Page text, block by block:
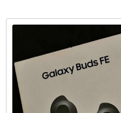
บริการ ที่ รับจำนำพลัส เรามีบริกา
ลูกค้าต้องการจำนำ ดังนี้: รับจำนำ
Samsung, Huawei, Oppo ฯลฯ
แล็ปท็อป รับจำนำ แท็บเล็ต / iPad
ไฟฟ้าภายในบ้าน รับจำนำ กล้องถ่
รับจำนำ ของสะสม / ของมีค่าอื่น ๆ บ
สภาพสินค้า รุ่น ยี่ห้อ อายุการใช้งา
ความปลอดภัย และการดูแล ระบบ
รับจำนำสินค้าทุกประเภทอย่าง คร
จำนำสามย่านมิตรทาวน์ จ่ายเงินสด
JumnumPlus.com บริการรับจำ
ถือ โน้ตบุ๊ก เครื่องใช้ไฟฟ้า และสิน
(JumnumPlus) เมื่อคุณต้องการเงิ
จำนำสินค้าทุกประเภทอย่างครบวง
โน้ตบุ๊ก เครื่องใช้ไฟฟ้า หรือ สินทรั
เป็นธรรม ให้ราคาสูง และจ่ายเงินส